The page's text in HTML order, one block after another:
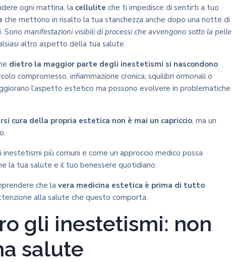
ogni mattina, la cellulite che ti impedisce di sentirti a tuo
che mettono in risalto la tua stanchezza anche dopo una notte di
. Sono manifestazioni visibili di processi che avvengono sotto la pelle
altro aspetto della tua salute.
dietro la maggior parte degli inestetismi si nascondono
compromesso, infiammazione cronica, squilibri ormonali o
l’aspetto estetico ma possono evolvere in problematiche
cura della propria estetica non è mai un capriccio, ma un
più comuni e come un approccio medico possa
la tua salute e il tuo benessere quotidiano.
che la vera medicina estetica è prima di tutto
alla salute che questo comporta.
gli inestetismi: non
salute